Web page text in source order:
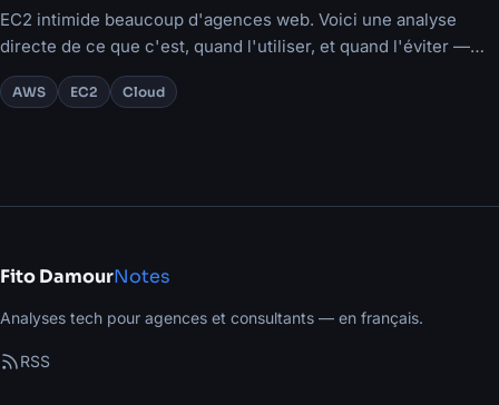
EC2 intimide beaucoup d'agences web. Voici une analyse
directe de ce que c'est, quand l'utiliser, et quand l'éviter —
sans jargon inutile.
AWS EC2 Cloud
Fito DamourNotes
Analyses tech pour agences et consultants — en français.
RSS